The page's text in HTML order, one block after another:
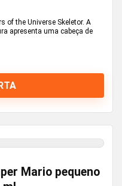
of the Universe Skeletor. A
apresenta uma cabeça de
Mario pequeno